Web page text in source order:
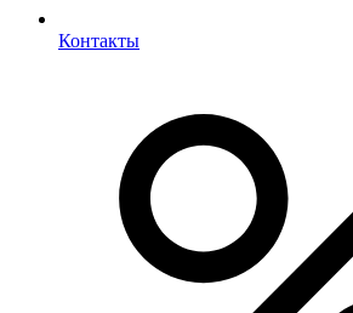
Контакты